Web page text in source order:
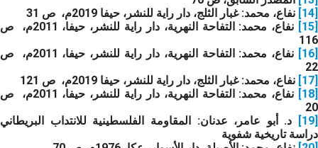
نفاع، محمد: غبار الثلج، دار راية للنشر، حيفا 2019م، ص 31
نفاع، محمد: التفاحة النهرية، دار راية للنشر، حيفا، 2011م، ص
116
نفاع، محمد: التفاحة النهرية، دار راية للنشر، حيفا، 2011م، ص
22
نفاع، محمد: غبار الثلج، دار راية للنشر، حيفا 2019م، ص 121
نفاع، محمد: التفاحة النهرية، دار راية للنشر، حيفا، 2011م، ص
20
د. أبو عامر، عدنان: المقاومة الفلسطينية للانتداب البريطاني
دراسة تاريخية شفوية